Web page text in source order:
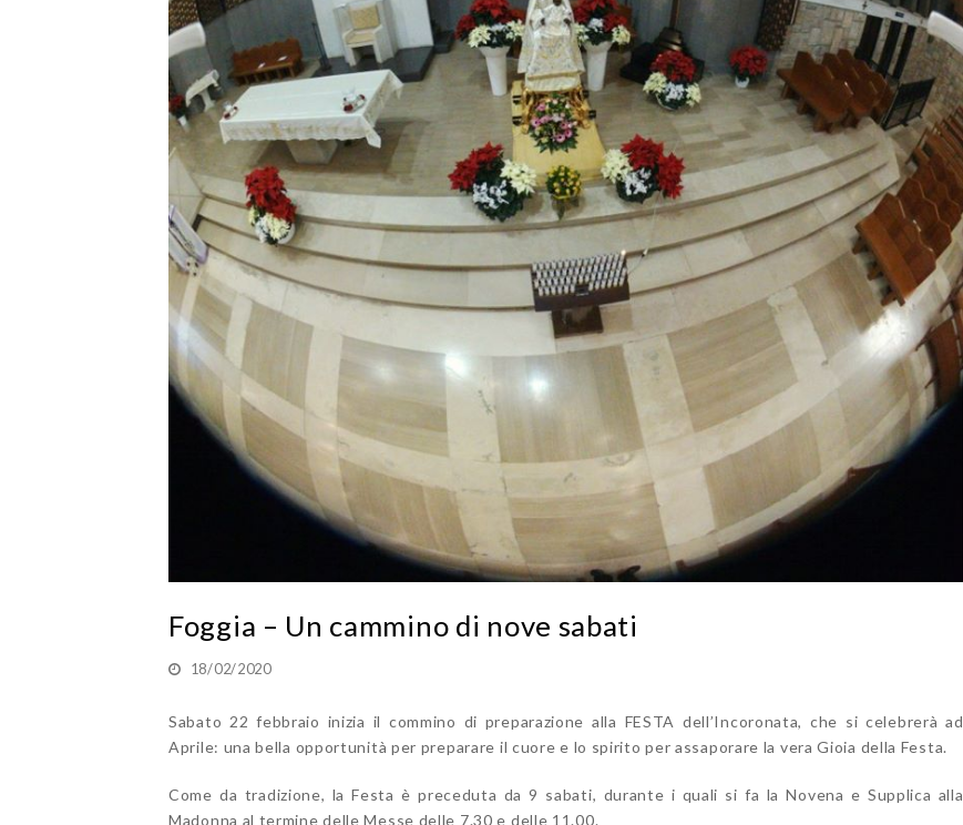
Foggia – Un cammino di nove sabati
18/02/2020
Sabato 22 febbraio inizia il commino di preparazione alla FESTA dell’Incoronata, che si celebrerà ad
Aprile: una bella opportunità per preparare il cuore e lo spirito per assaporare la vera Gioia della Festa.
Come da tradizione, la Festa è preceduta da 9 sabati, durante i quali si fa la Novena e Supplica alla
Madonna al termine delle Messe delle 7.30 e delle 11.00.